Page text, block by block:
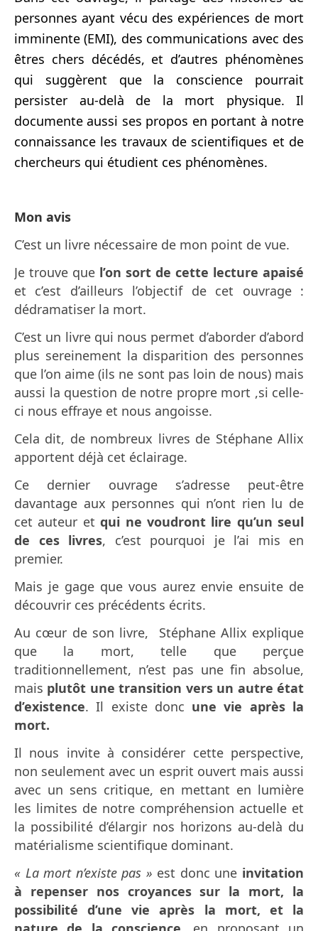
personnes ayant vécu des expériences de mort
imminente (EMI), des communications avec des
êtres chers décédés, et d’autres phénomènes
qui suggèrent que la conscience pourrait
persister au-delà de la mort physique. Il
documente aussi ses propos en portant à notre
connaissance les travaux de scientifiques et de
chercheurs qui étudient ces phénomènes.
Mon avis
C’est un livre nécessaire de mon point de vue.
Je trouve que l’on sort de cette lecture apaisé
et c’est d’ailleurs l’objectif de cet ouvrage :
dédramatiser la mort.
C’est un livre qui nous permet d’aborder d’abord
plus sereinement la disparition des personnes
que l’on aime (ils ne sont pas loin de nous) mais
aussi la question de notre propre mort ,si celle-
ci nous effraye et nous angoisse.
Cela dit, de nombreux livres de Stéphane Allix
apportent déjà cet éclairage.
Ce dernier ouvrage s’adresse peut-être
davantage aux personnes qui n’ont rien lu de
cet auteur etqui ne voudront lire qu’un seul
de ces livres, c’est pourquoi je l’ai mis en
premier.
Mais je gage que vous aurez envie ensuite de
découvrir ces précédents écrits.
Au cœur de son livre, Stéphane Allix explique
que la mort, telle que perçue
traditionnellement, n’est pas une fin absolue,
mais plutôt une transition vers un autre état
d’existence. Il existe donc une vie après la
mort.
Il nous invite à considérer cette perspective,
non seulement avec un esprit ouvert mais aussi
avec un sens critique, en mettant en lumière
les limites de notre compréhension actuelle et
la possibilité d’élargir nos horizons au-delà du
matérialisme scientifique dominant.
« La mort n’existe pas » est donc une invitation
à repenser nos croyances sur la mort, la
possibilité d’une vie après la mort, et la